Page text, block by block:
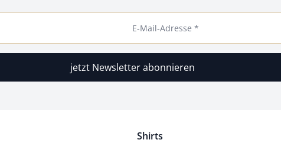
E-Mail-Adresse *
jetzt Newsletter abonnieren
Shirts